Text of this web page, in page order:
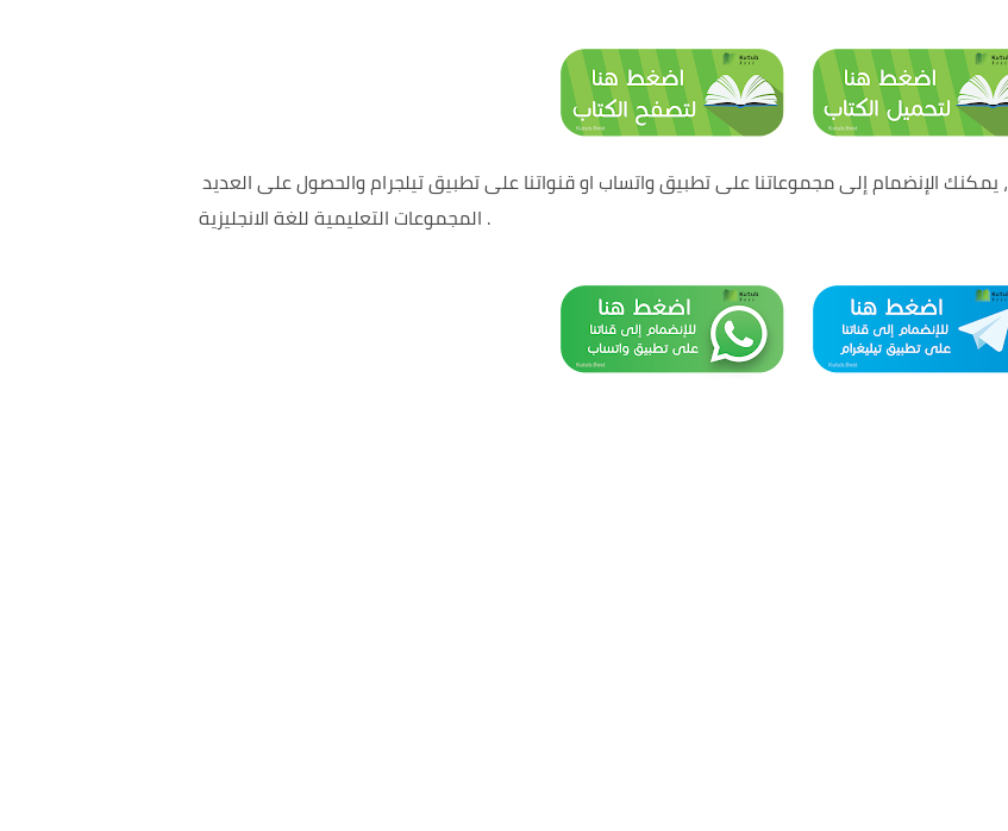
، يمكنك الإنضمام إلى مجموعاتنا على تطبيق واتساب او قنواتنا على تطبيق تيلجرام والحصول على العديد
.